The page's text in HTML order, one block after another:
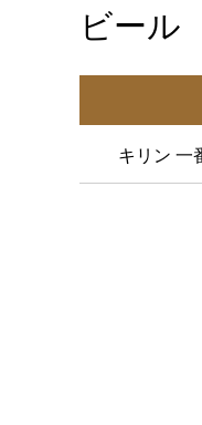
ビール
キリ